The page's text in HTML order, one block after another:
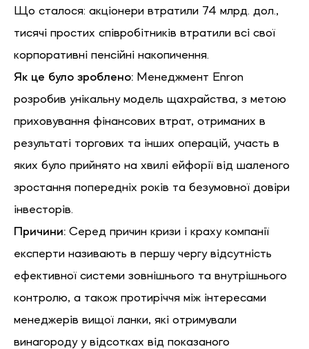
Що сталося: акціонери втратили 74 млрд. дол.,
тисячі простих співробітників втратили всі свої
корпоративні пенсійні накопичення.
Як це було зроблено: Менеджмент Enron
розробив унікальну модель щахрайства, з метою
приховування фінансових втрат, отриманих в
результаті торгових та інших операцій, участь в
яких було прийнято на хвилі ейфорії від шаленого
зростання попередніх років та безумовної довіри
інвесторів.
Причини: Серед причин кризи і краху компанії
експерти називають в першу чергу відсутність
ефективної системи зовнішнього та внутрішнього
контролю, а також протиріччя між інтересами
менеджерів вищої ланки, які отримували
винагороду у відсотках від показаного